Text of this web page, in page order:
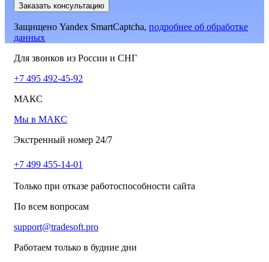
Заказать консультацию
Защищено Yandex SmartCaptcha, подробнее об обработке
данных
Для звонков из России и СНГ
+7 495 492-45-92
МАКС
Мы в МАКС
Экстренный номер 24/7
+7 499 455-14-01
Только при отказе работоспособности сайта
По всем вопросам
support@tradesoft.pro
Работаем только в будние дни